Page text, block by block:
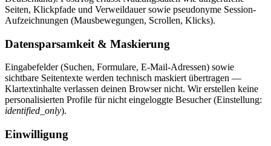
Seiten, Klickpfade und Verweildauer sowie pseudonyme Session-
Aufzeichnungen (Mausbewegungen, Scrollen, Klicks).
Datensparsamkeit & Maskierung
Eingabefelder (Suchen, Formulare, E-Mail-Adressen) sowie
sichtbare Seitentexte werden technisch maskiert übertragen —
Klartextinhalte verlassen deinen Browser nicht. Wir erstellen keine
personalisierten Profile für nicht eingeloggte Besucher (Einstellung:
identified_only).
Einwilligung